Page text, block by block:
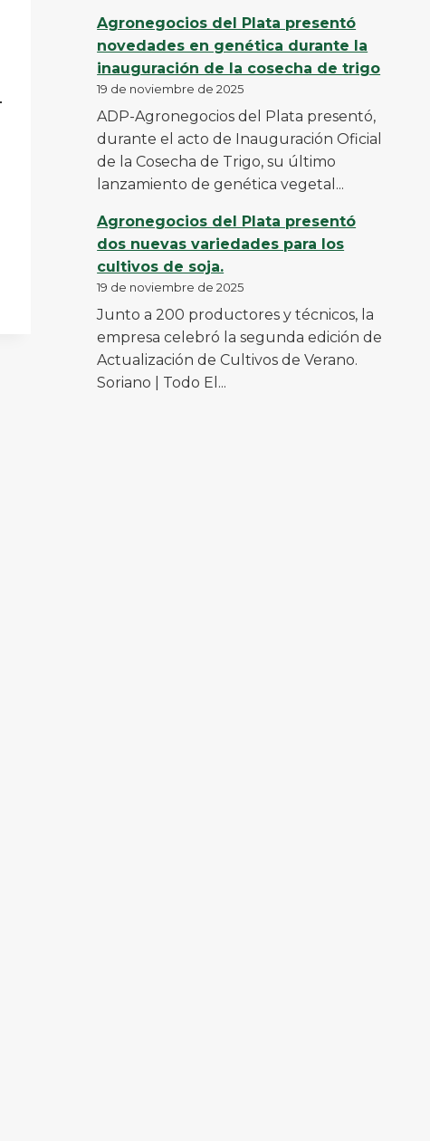
Agronegocios del Plata presentó
novedades en genética durante la
inauguración de la cosecha de trigo
19 de noviembre de 2025
ADP-Agronegocios del Plata presentó,
durante el acto de Inauguración Oficial
de la Cosecha de Trigo, su último
lanzamiento de genética vegetal...
Agronegocios del Plata presentó
dos nuevas variedades para los
cultivos de soja.
19 de noviembre de 2025
Junto a 200 productores y técnicos, la
empresa celebró la segunda edición de
Actualización de Cultivos de Verano.
Soriano | Todo El...